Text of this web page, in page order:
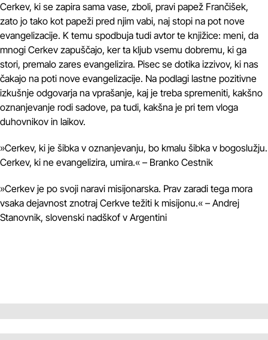
Cerkev, ki se zapira sama vase, zboli, pravi papež Frančišek,
zato jo tako kot papeži pred njim vabi, naj stopi na pot nove
evangelizacije. K temu spodbuja tudi avtor te knjižice: meni, da
mnogi Cerkev zapuščajo, ker ta kljub vsemu dobremu, ki ga
stori, premalo zares evangelizira. Pisec se dotika izzivov, ki nas
čakajo na poti nove evangelizacije. Na podlagi lastne pozitivne
izkušnje odgovarja na vprašanje, kaj je treba spremeniti, kakšno
oznanjevanje rodi sadove, pa tudi, kakšna je pri tem vloga
duhovnikov in laikov.
»Cerkev, ki je šibka v oznanjevanju, bo kmalu šibka v bogoslužju.
Cerkev, ki ne evangelizira, umira.« – Branko Cestnik
»Cerkev je po svoji naravi misijonarska. Prav zaradi tega mora
vsaka dejavnost znotraj Cerkve težiti k misijonu.« – Andrej
Stanovnik, slovenski nadškof v Argentini